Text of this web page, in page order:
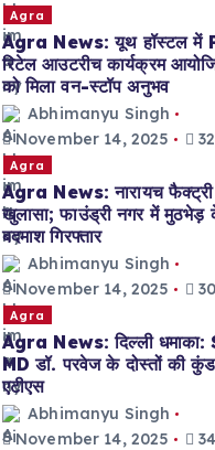
Agra
Agra News: यूथ हॉस्टल में
रिटेल आउटरीच कार्यक्रम
को मिला वन-स्टॉप अनुभव
Abhimanyu Singh
November 14, 2025
Agra
Agra News: नारायच
खुलासा; फाउंड्री नगर में मुठभेड़
बदमाश गिरफ्तार
Abhimanyu Singh
November 14, 2025
Agra
Agra News: दिल्ली धमाका:
MD डॉ. परवेज के दोस्तों की
एटीएस
Abhimanyu Singh
November 14, 2025